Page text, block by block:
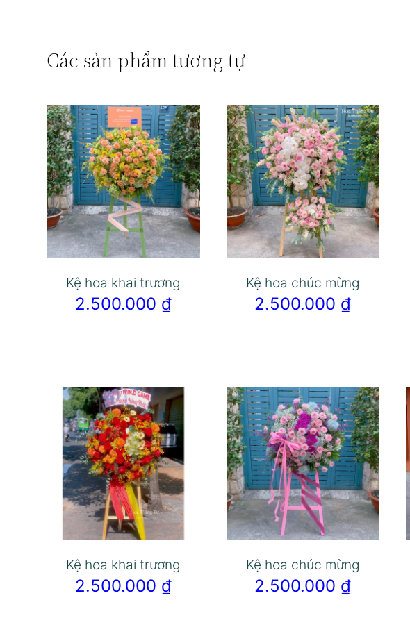
Các sản phẩm tương tự
Kệ hoa khai trương
2.500.000 ₫
Kệ hoa chúc mừng
2.500.000 ₫
Kệ hoa khai trương
2.500.000 ₫
Kệ hoa chúc mừng
2.500.000 ₫